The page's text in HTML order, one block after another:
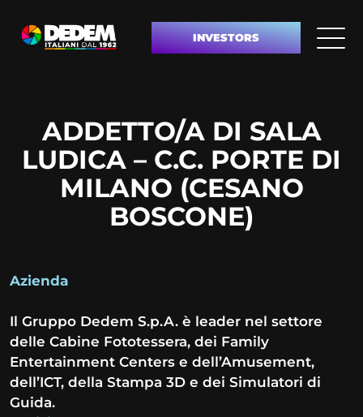
INVESTORS
ADDETTO/A DI SALA
LUDICA – C.C. PORTE DI
MILANO (CESANO
BOSCONE)
Azienda
Il Gruppo Dedem S.p.A. è leader nel settore
delle Cabine Fototessera, dei Family
Entertainment Centers e dell’Amusement,
dell’ICT, della Stampa 3D e dei Simulatori di
Guida.